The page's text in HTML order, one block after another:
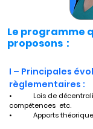
Le programme
proposons :
I – Principales
règlementaires :
•	Lois de décentralisation, transfert de
compétences  etc.
•	Apports